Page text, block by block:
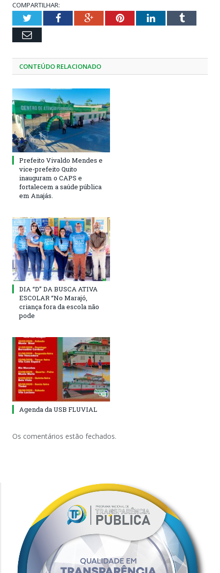
COMPARTILHAR:
TwitterFacebookGoogle+PinterestLinkedInTumblr
Email
CONTEÚDO RELACIONADO
Prefeito Vivaldo Mendes e
vice-prefeito Quito
inauguram o CAPS e
fortalecem a saúde pública
em Anajás.
DIA “D” DA BUSCA ATIVA
ESCOLAR “No Marajó,
criança fora da escola não
pode
Agenda da USB FLUVIAL
Os comentários estão fechados.